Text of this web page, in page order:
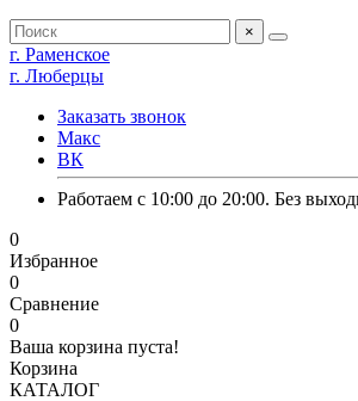
×
г. Раменское
г. Люберцы
Заказать звонок
Макс
ВК
Работаем с 10:00 до 20:00. Без
0
Избранное
0
Сравнение
0
Ваша корзина пуста!
Корзина
КАТАЛОГ